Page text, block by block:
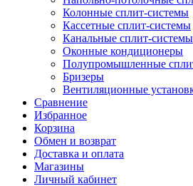
Колонные ​​сплит-системы
Кассетные сплит-системы
Канальные сплит-системы
Оконные кондиционеры
Полупромышленные
Бризеры
Вентиляционные
Сравнение
Избранное
Корзина
Обмен и возврат
Доставка и оплата
Магазины
Личный кабинет